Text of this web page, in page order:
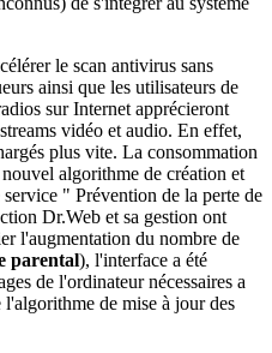
le scan antivirus sans
ainsi que les utilisateurs de
sur Internet apprécieront
vidéo et audio. En effet,
plus vite. La consommation
algorithme de création et
" Prévention de la perte de
Dr.Web et sa gestion ont
l'augmentation du nombre de
parental), l'interface a été
de l'ordinateur nécessaires a
de mise à jour des